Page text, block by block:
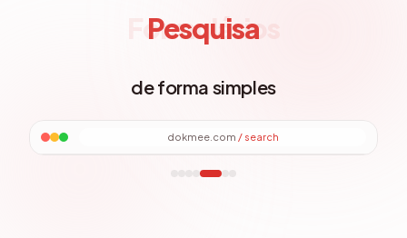
Pesquisa
de forma simples
dokmee.com / search